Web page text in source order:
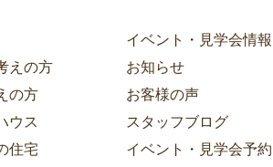
えの方
の方
ウス
住宅
イベント・見学会情報
お知らせ
お客様の声
スタッフブログ
イベント・見学会予約